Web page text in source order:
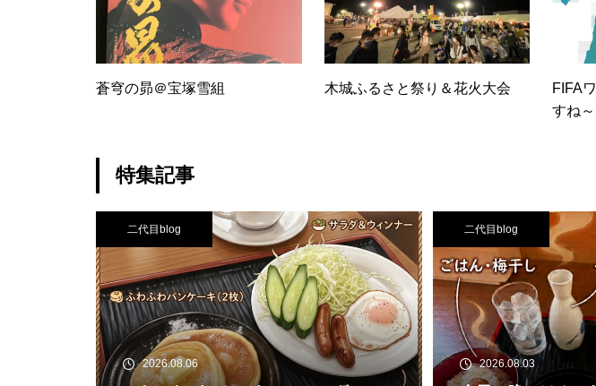
蒼穹の昴＠宝塚雪組 木城ふるさと祭り＆花火大会
FIFA
すね～
特集記事
二代目blog
2026.08.06
二代目blog
2026.08.03